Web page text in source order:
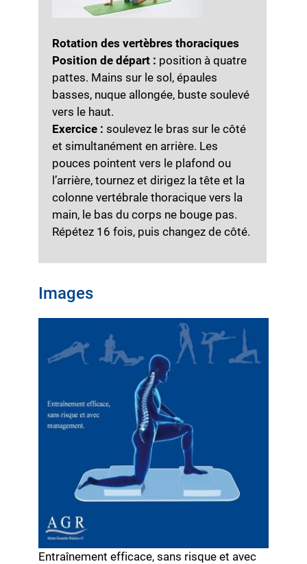
Rotation des vertèbres thoraciques
Position de départ : position à quatre
pattes. Mains sur le sol, épaules
basses, nuque allongée, buste soulevé
vers le haut.
Exercice : soulevez le bras sur le côté
et simultanément en arrière. Les
pouces pointent vers le plafond ou
l’arrière, tournez et dirigez la tête et la
colonne vertébrale thoracique vers la
main, le bas du corps ne bouge pas.
Répétez 16 fois, puis changez de côté.
Images
Entraînement efficace, sans risque et avec